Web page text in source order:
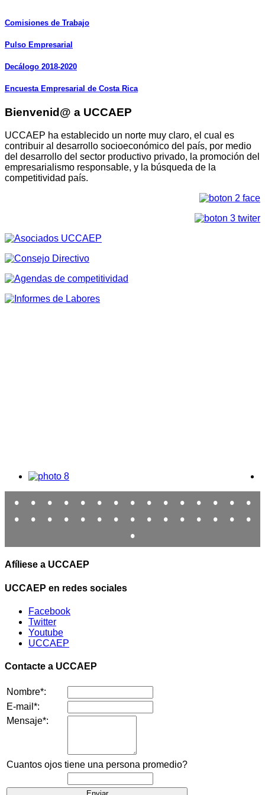
Comisiones de Trabajo
Pulso Empresarial
Decálogo 2018-2020
Encuesta Empresarial de Costa Rica
Bienvenid@ a UCCAEP
UCCAEP ha establecido un norte muy claro, el cual es
contribuir al desarrollo socioeconómico del país, por medio
del desarrollo del sector productivo privado, la promoción del
empresarialismo responsable, y la búsqueda de la
competitividad país.
• • • • • • • • • • • • • •
•
•
• • • • • • • • • • • • •
•
•
Afíliese a UCCAEP
UCCAEP en redes sociales
Facebook
Twitter
Youtube
UCCAEP
Contacte a UCCAEP
Nombre*:
E-mail*:
Mensaje*:
Cuantos ojos tiene una persona promedio?